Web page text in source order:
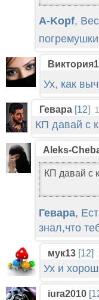
A-Kopf,
погремушки
Ух, как
Гевара [12]
КП давай с
Aleks-
КП давай с
Гевара,
знал,что
мук13 [12]
Ух и
iura2010